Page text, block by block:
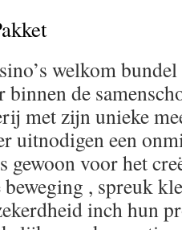
welkom
binnen de
met zijn unieke
uitnodigen een
gewoon voor het
, spreuk
inch hun